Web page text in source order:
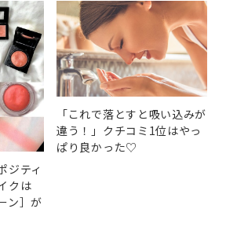
ジティ
クは
ン］が
「これで落とすと吸い込みが
違う！」クチコミ1位はやっ
ぱり良かった♡